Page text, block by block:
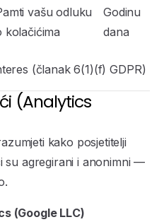
vašu odluku
kolačićima
Godinu
dana
(članak 6(1)(f) GDPR)
(Analytics
kako posjetitelji
su agregirani i anonimni —
(Google LLC)